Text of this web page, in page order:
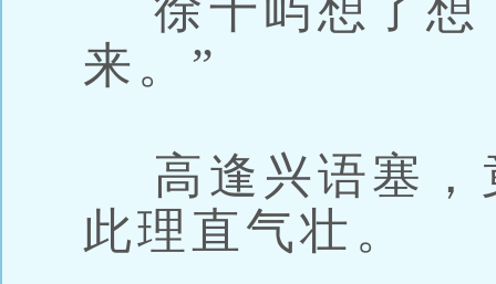
来。”
高逢兴语塞，
此理直气壮。